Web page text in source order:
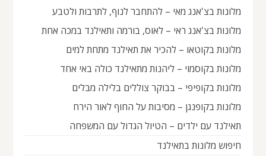
מלונות בצ'אנג מאי – להתחבר לנוף, לתרבות ולטבע
מלונות בצ'אנג ראי – לאוס, בורמה ותאילנד במכה אחת
מלונות בקוטאו – להכיר את תאילנד מתחת למים
מלונות בקוסמוי – ליהנות מתאילנד כולה באי אחד
מלונות בקופיפי – בבוקר צוללים בלילה מבלים
מלונות בקופנגן – מסיבות על החוף לאור הירח
תאילנד עם ילדים – הטיול הגדול עם המשפחה
חיפוש מלונות בתאילנד